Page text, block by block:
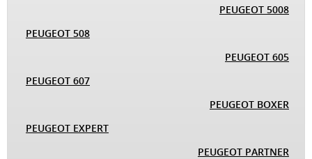
PEUGEOT 5008
PEUGEOT 508
PEUGEOT 605
PEUGEOT 607
PEUGEOT BOXER
PEUGEOT EXPERT
PEUGEOT PARTNER